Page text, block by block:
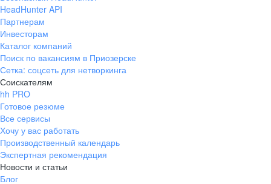
HeadHunter API
Партнерам
Инвесторам
Каталог компаний
Поиск по вакансиям в Приозерске
Сетка: соцсеть для нетворкинга
Соискателям
hh PRO
Готовое резюме
Все сервисы
Хочу у вас работать
Производственный календарь
Экспертная рекомендация
Новости и статьи
Блог